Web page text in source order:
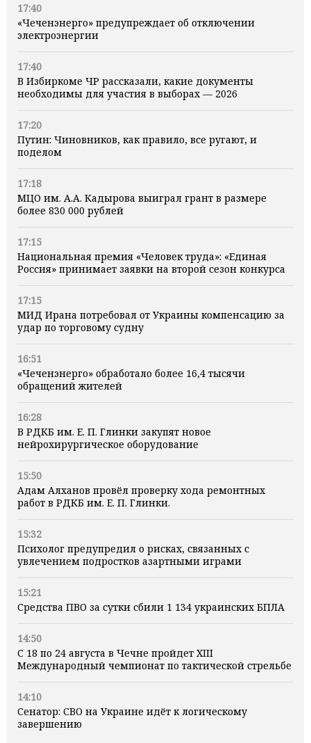
17:40
«Чеченэнерго» предупреждает об отключении
электроэнергии
17:40
В Избиркоме ЧР рассказали, какие документы
необходимы для участия в выборах — 2026
17:20
Путин: Чиновников, как правило, все ругают, и
поделом
17:18
МЦО им. А.А. Кадырова выиграл грант в размере
более 830 000 рублей
17:15
Национальная премия «Человек труда»: «Единая
Россия» принимает заявки на второй сезон конкурса
17:15
МИД Ирана потребовал от Украины компенсацию за
удар по торговому судну
16:51
«Чеченэнерго» обработало более 16,4 тысячи
обращений жителей
16:28
В РДКБ им. Е. П. Глинки закупят новое
нейрохирургическое оборудование
15:50
Адам Алханов провёл проверку хода ремонтных
работ в РДКБ им. Е. П. Глинки.
15:32
Психолог предупредил о рисках, связанных с
увлечением подростков азартными играми
15:21
Средства ПВО за сутки сбили 1 134 украинских БПЛА
14:50
С 18 по 24 августа в Чечне пройдет XIII
Международный чемпионат по тактической стрельбе
14:10
Сенатор: СВО на Украине идёт к логическому
завершению